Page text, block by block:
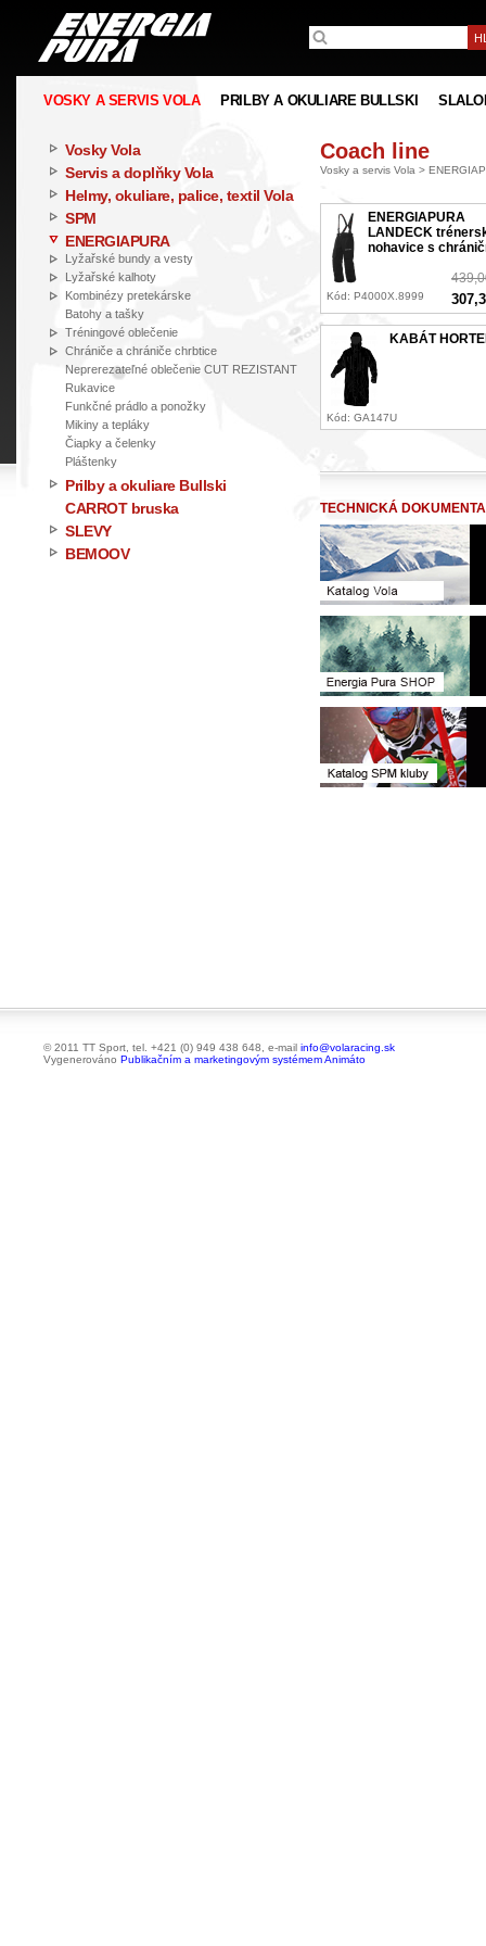
Vosky Vola
Servis a doplňky Vola
Helmy, okuliare, palice, textil Vola
SPM
ENERGIAPURA
Lyžařské bundy a vesty
Lyžařské kalhoty
Kombinézy pretekárske
Batohy a tašky
Tréningové oblečenie
Chrániče a chrániče chrbtice
Neprerezateľné oblečenie CUT REZISTANT
Rukavice
Funkčné prádlo a ponožky
Mikiny a tepláky
Čiapky a čelenky
Pláštenky
Prilby a okuliare Bullski
CARROT bruska
SLEVY
BEMOOV
Coach line
Vosky a servis Vola >
ENERGIAPURA
LANDECK
nohavice s
Kód: P4000X.8999
KABÁT
Kód: GA147U
TECHNICKÁ
VOSKY A SERVIS VOLA PRILBY A OKULIARE BULLSKI
© 2011 TT Sport, tel. +421 (0) 949 438 648, e-mail info@volaracing.sk
Vygenerováno Publikačním a marketingovým systémem Animáto